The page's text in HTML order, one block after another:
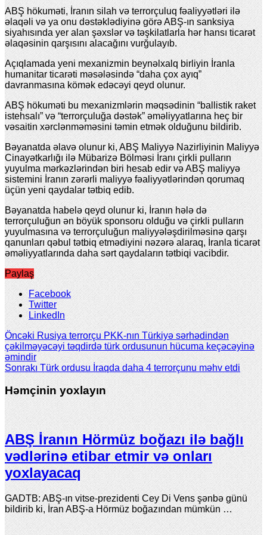
ABŞ hökuməti, İranın silah və terrorçuluq fəaliyyətləri ilə
əlaqəli və ya onu dəstəklədiyinə görə ABŞ-ın sanksiya
siyahısında yer alan şəxslər və təşkilatlarla hər hansı ticarət
əlaqəsinin qarşısını alacağını vurğulayıb.
Açıqlamada yeni mexanizmin beynəlxalq birliyin İranla
humanitar ticarəti məsələsində “daha çox ayıq”
davranmasına kömək edəcəyi qeyd olunur.
ABŞ hökuməti bu mexanizmlərin məqsədinin “ballistik raket
istehsalı” və “terrorçuluğa dəstək” əməliyyatlarına heç bir
vəsaitin xərclənməməsini təmin etmək olduğunu bildirib.
Bəyanatda əlavə olunur ki, ABŞ Maliyyə Nazirliyinin Maliyyə
Cinayətkarlığı ilə Mübarizə Bölməsi İranı çirkli pulların
yuyulma mərkəzlərindən biri hesab edir və ABŞ maliyyə
sistemini İranın zərərli maliyyə fəaliyyətlərindən qorumaq
üçün yeni qaydalar tətbiq edib.
Bəyanatda habelə qeyd olunur ki, İranın hələ də
terrorçuluğun ən böyük sponsoru olduğu və çirkli pulların
yuyulmasına və terrorçuluğun maliyyələşdirilməsinə qarşı
qanunları qəbul tətbiq etmədiyini nəzərə alaraq, İranla ticarət
əməliyyatlarında daha sərt qaydaların tətbiqi vacibdir.
Paylaş
Facebook
Twitter
LinkedIn
Öncəki Rusiya terrorçu PKK-nın Türkiyə sərhədindən
çəkilməyəcəyi təqdirdə türk ordusunun hücuma keçəcəyinə
əmindir
SonrakıTürk ordusu İraqda daha 4 terrorçunu məhv etdi
Həmçinin yoxlayın
ABŞ İranın Hörmüz boğazı ilə bağlı
vədlərinə etibar etmir və onları
yoxlayacaq
GADTB: ABŞ-ın vitse-prezidenti Cey Di Vens şənbə günü
bildirib ki, İran ABŞ-a Hörmüz boğazından mümkün …